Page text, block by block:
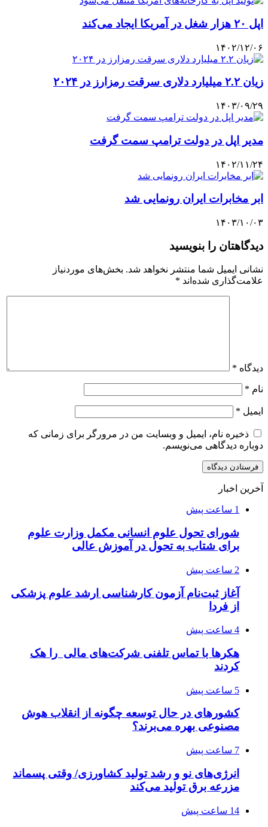
اپل ۲۰ هزار شغل در آمریکا ایجاد می‌کند
۱۴۰۲/۱۲/۰۶
زیان ۲.۲ میلیارد دلاری سرقت رمزارز در ۲۰۲۴
۱۴۰۳/۰۹/۲۹
مدیر اپل در دولت ترامپ سمت گرفت
۱۴۰۲/۱۱/۲۴
ابر مخابرات ایران رونمایی شد
۱۴۰۳/۱۰/۰۳
دیدگاهتان را بنویسید
نشانی ایمیل شما منتشر نخواهد شد. بخش‌های موردنیاز
علامت‌گذاری شده‌اند *
دیدگاه *
نام *
ایمیل *
ذخیره نام، ایمیل و وبسایت من در مرورگر برای زمانی که
دوباره دیدگاهی می‌نویسم.
آخرین اخبار
1 ساعت پیش
شورای تحول علوم انسانی مکمل وزارت علوم
برای شتاب به تحول در آموزش عالی
2 ساعت پیش
آغاز ثبت‌نام‌ آزمون کارشناسی ارشد علوم پزشکی
از فردا
4 ساعت پیش
هکرها با تماس تلفنی شرکت‌های مالی را هک
کردند
5 ساعت پیش
کشورهای در حال توسعه چگونه از انقلاب هوش
مصنوعی بهره می‌برند؟
7 ساعت پیش
انرژی‌های نو و رشد تولید کشاورزی/ وقتی پسماند
مزرعه‌ برق تولید می‌کند
14 ساعت پیش